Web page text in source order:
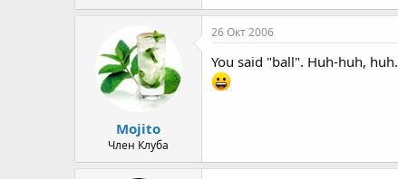
Mojito
Член Клуба
26 Окт 2006
You said "ball". Huh-huh, huh.